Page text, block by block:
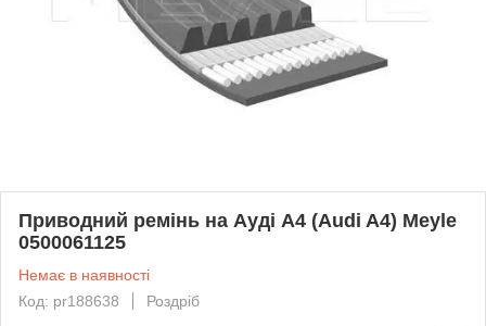
Приводний ремінь на Ауді A4 (Audi A4) Meyle
0500061125
Немає в наявності
Код: pr188638
Роздріб